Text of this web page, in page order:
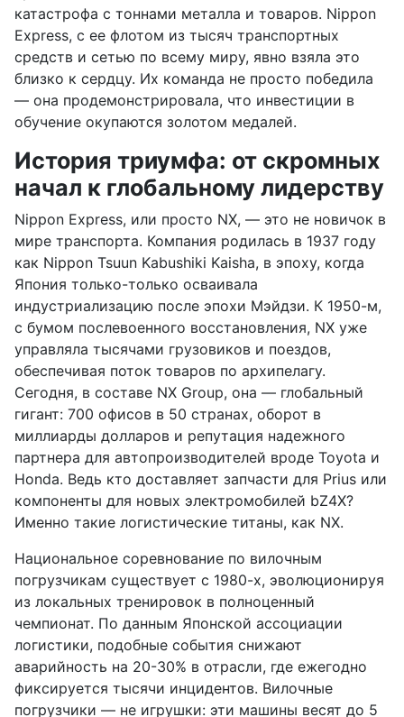
катастрофа с тоннами металла и товаров. Nippon
Express, с ее флотом из тысяч транспортных
средств и сетью по всему миру, явно взяла это
близко к сердцу. Их команда не просто победила
— она продемонстрировала, что инвестиции в
обучение окупаются золотом медалей.
История триумфа: от скромных
начал к глобальному лидерству
Nippon Express, или просто NX, — это не новичок в
мире транспорта. Компания родилась в 1937 году
как Nippon Tsuun Kabushiki Kaisha, в эпоху, когда
Япония только-только осваивала
индустриализацию после эпохи Мэйдзи. К 1950-м,
с бумом послевоенного восстановления, NX уже
управляла тысячами грузовиков и поездов,
обеспечивая поток товаров по архипелагу.
Сегодня, в составе NX Group, она — глобальный
гигант: 700 офисов в 50 странах, оборот в
миллиарды долларов и репутация надежного
партнера для автопроизводителей вроде Toyota и
Honda. Ведь кто доставляет запчасти для Prius или
компоненты для новых электромобилей bZ4X?
Именно такие логистические титаны, как NX.
Национальное соревнование по вилочным
погрузчикам существует с 1980-х, эволюционируя
из локальных тренировок в полноценный
чемпионат. По данным Японской ассоциации
логистики, подобные события снижают
аварийность на 20-30% в отрасли, где ежегодно
фиксируется тысячи инцидентов. Вилочные
погрузчики — не игрушки: эти машины весят до 5